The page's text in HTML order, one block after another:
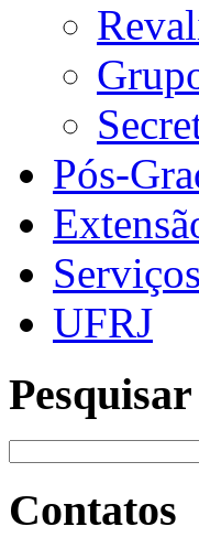
Pós-
Serviços
UFRJ
Pesquisar
Contatos